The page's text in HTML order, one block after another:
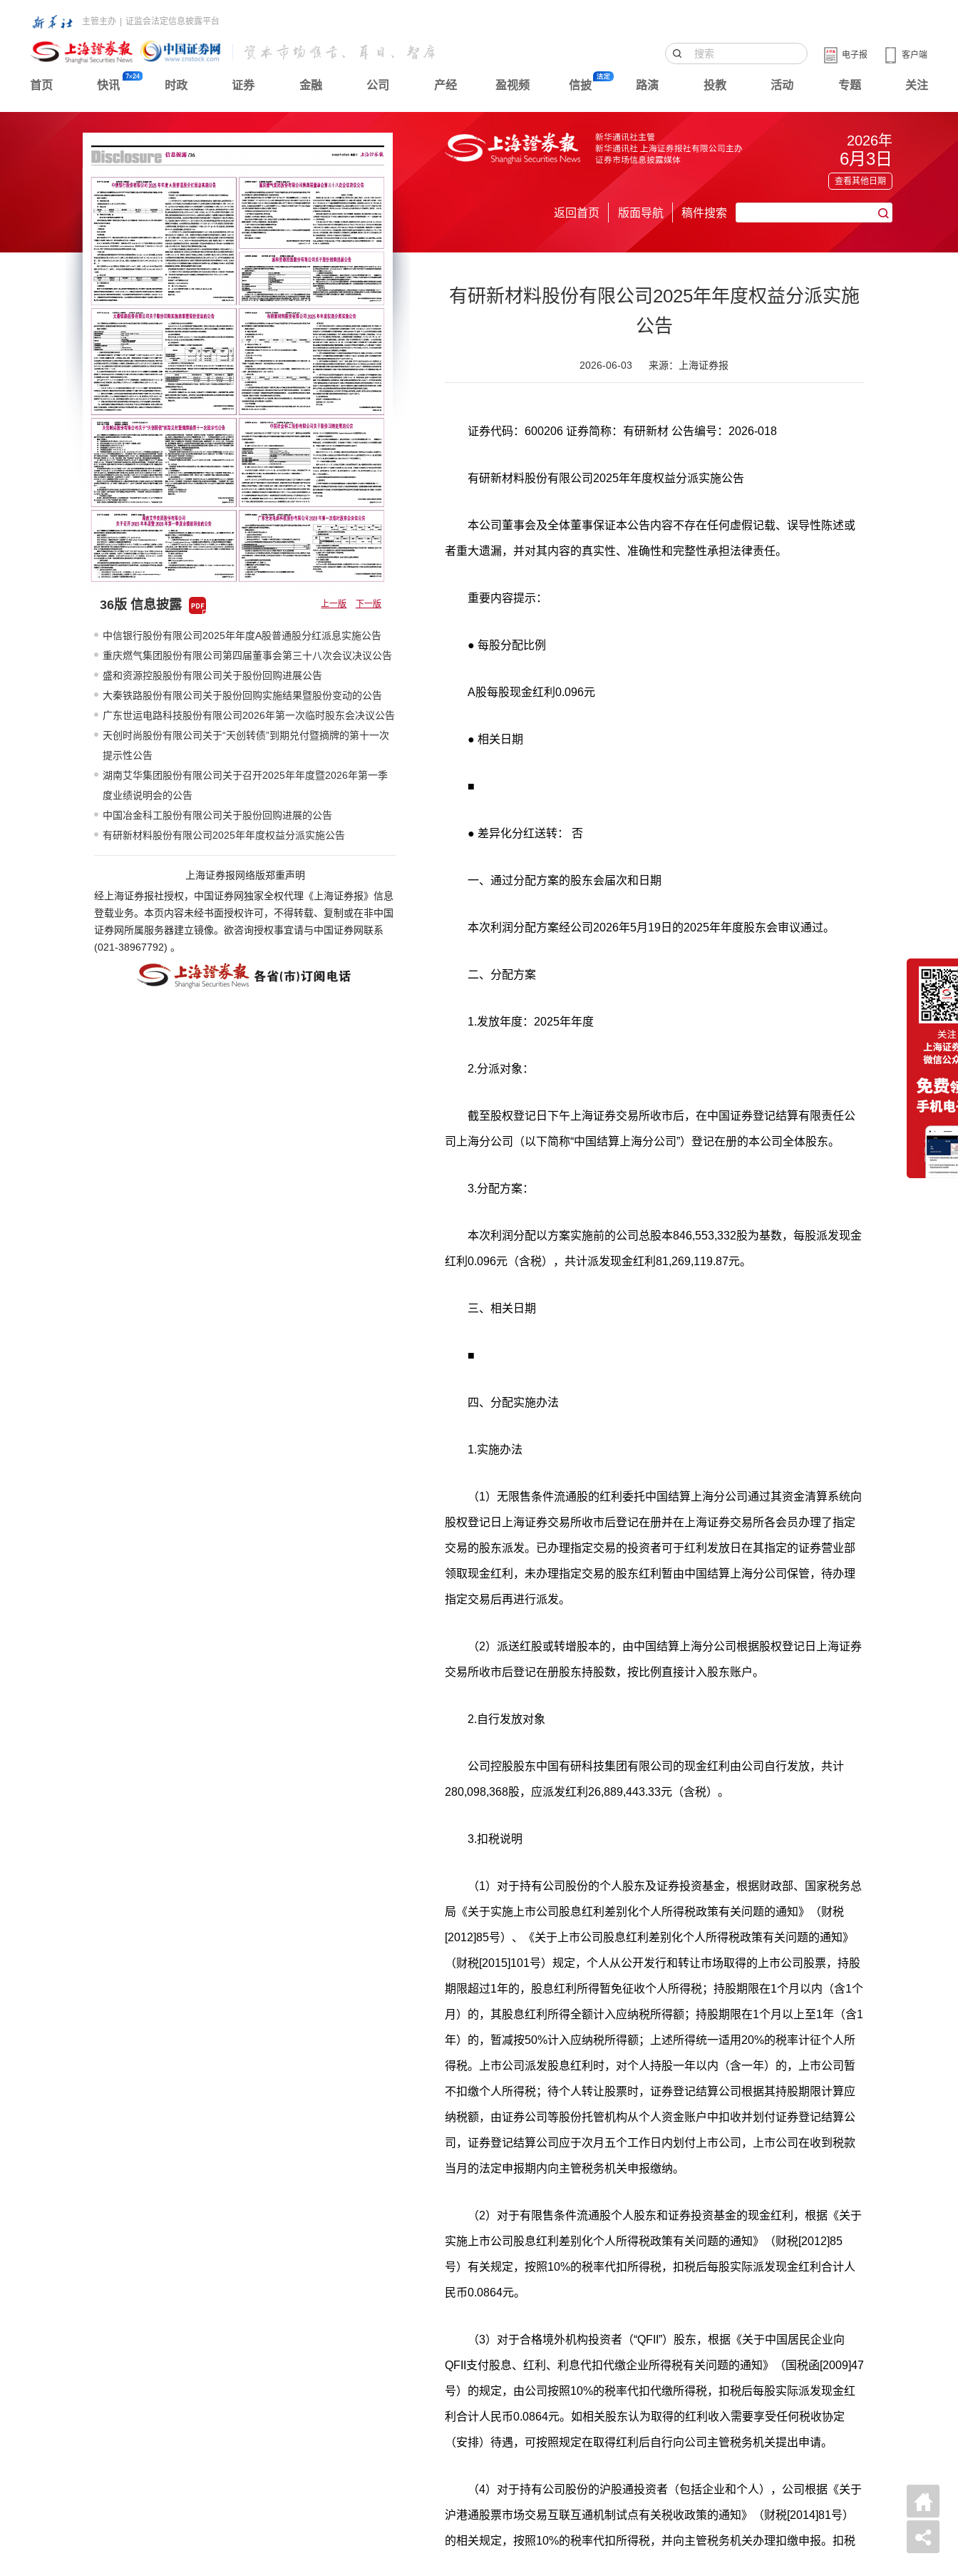
主管主办 证监会法定信息披露平台
客户端
电子报
首页 快讯 时政 证券 金融 公司 产经 盈视频 信披 路演 投教 活动 专题 关注
36版 信息披露 上一版 下一版
中信银行股份有限公司2025年年度A股普通股分红派息实施公告
重庆燃气集团股份有限公司第四届董事会第三十八次会议决议公告
盛和资源控股股份有限公司关于股份回购进展公告
大秦铁路股份有限公司关于股份回购实施结果暨股份变动的公告
广东世运电路科技股份有限公司2026年第一次临时股东会决议公告
天创时尚股份有限公司关于“天创转债”到期兑付暨摘牌的第十一次
提示性公告
湖南艾华集团股份有限公司关于召开2025年年度暨2026年第一季
度业绩说明会的公告
中国冶金科工股份有限公司关于股份回购进展的公告
有研新材料股份有限公司2025年年度权益分派实施公告
上海证券报网络版郑重声明
经上海证券报社授权，中国证券网独家全权代理《上海证券报》信息
登载业务。本页内容未经书面授权许可，不得转载、复制或在非中国
证券网所属服务器建立镜像。欲咨询授权事宜请与中国证券网联系
(021-38967792) 。
2026年
6月3日
查看其他日期
返回首页 版面导航 稿件搜索
有研新材料股份有限公司2025年年度权益分派实施
公告
2026-06-03 来源：上海证券报
证券代码：600206 证券简称：有研新材 公告编号：2026-018
有研新材料股份有限公司2025年年度权益分派实施公告
本公司董事会及全体董事保证本公告内容不存在任何虚假记载、误导性陈述或
者重大遗漏，并对其内容的真实性、准确性和完整性承担法律责任。
重要内容提示：
● 每股分配比例
A股每股现金红利0.096元
● 相关日期
■
● 差异化分红送转： 否
一、通过分配方案的股东会届次和日期
本次利润分配方案经公司2026年5月19日的2025年年度股东会审议通过。
二、分配方案
1.发放年度：2025年年度
2.分派对象：
截至股权登记日下午上海证券交易所收市后，在中国证券登记结算有限责任公
司上海分公司（以下简称“中国结算上海分公司”）登记在册的本公司全体股东。
3.分配方案：
本次利润分配以方案实施前的公司总股本846,553,332股为基数，每股派发现金
红利0.096元（含税），共计派发现金红利81,269,119.87元。
三、相关日期
■
四、分配实施办法
1.实施办法
（1）无限售条件流通股的红利委托中国结算上海分公司通过其资金清算系统向
股权登记日上海证券交易所收市后登记在册并在上海证券交易所各会员办理了指定
交易的股东派发。已办理指定交易的投资者可于红利发放日在其指定的证券营业部
领取现金红利，未办理指定交易的股东红利暂由中国结算上海分公司保管，待办理
指定交易后再进行派发。
（2）派送红股或转增股本的，由中国结算上海分公司根据股权登记日上海证券
交易所收市后登记在册股东持股数，按比例直接计入股东账户。
2.自行发放对象
公司控股股东中国有研科技集团有限公司的现金红利由公司自行发放，共计
280,098,368股，应派发红利26,889,443.33元（含税）。
3.扣税说明
（1）对于持有公司股份的个人股东及证券投资基金，根据财政部、国家税务总
局《关于实施上市公司股息红利差别化个人所得税政策有关问题的通知》（财税
[2012]85号）、《关于上市公司股息红利差别化个人所得税政策有关问题的通知》
（财税[2015]101号）规定，个人从公开发行和转让市场取得的上市公司股票，持股
期限超过1年的，股息红利所得暂免征收个人所得税；持股期限在1个月以内（含1个
月）的，其股息红利所得全额计入应纳税所得额；持股期限在1个月以上至1年（含1
年）的，暂减按50%计入应纳税所得额；上述所得统一适用20%的税率计征个人所
得税。上市公司派发股息红利时，对个人持股一年以内（含一年）的，上市公司暂
不扣缴个人所得税；待个人转让股票时，证券登记结算公司根据其持股期限计算应
纳税额，由证券公司等股份托管机构从个人资金账户中扣收并划付证券登记结算公
司，证券登记结算公司应于次月五个工作日内划付上市公司，上市公司在收到税款
当月的法定申报期内向主管税务机关申报缴纳。
（2）对于有限售条件流通股个人股东和证券投资基金的现金红利，根据《关于
实施上市公司股息红利差别化个人所得税政策有关问题的通知》（财税[2012]85
号）有关规定，按照10%的税率代扣所得税，扣税后每股实际派发现金红利合计人
民币0.0864元。
（3）对于合格境外机构投资者（“QFII”）股东，根据《关于中国居民企业向
QFII支付股息、红利、利息代扣代缴企业所得税有关问题的通知》（国税函[2009]47
号）的规定，由公司按照10%的税率代扣代缴所得税，扣税后每股实际派发现金红
利合计人民币0.0864元。如相关股东认为取得的红利收入需要享受任何税收协定
（安排）待遇，可按照规定在取得红利后自行向公司主管税务机关提出申请。
（4）对于持有公司股份的沪股通投资者（包括企业和个人），公司根据《关于
沪港通股票市场交易互联互通机制试点有关税收政策的通知》（财税[2014]81号）
的相关规定，按照10%的税率代扣所得税，并向主管税务机关办理扣缴申报。扣税